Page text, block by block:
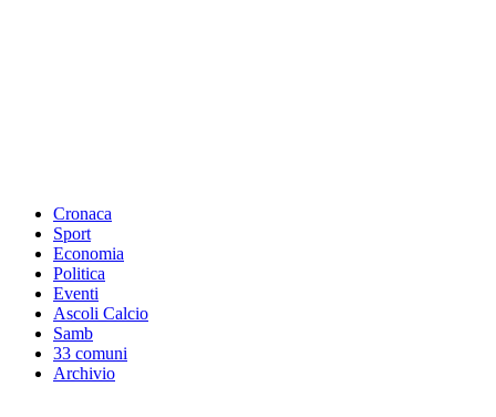
Cronaca
Sport
Economia
Politica
Eventi
Ascoli Calcio
Samb
33 comuni
Archivio